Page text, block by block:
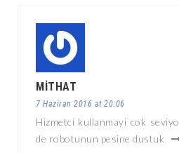
MITHAT
7 Haziran 2016 at 20:06
Hizmetci kullanmayi cok
de robotunun pesine dustuk